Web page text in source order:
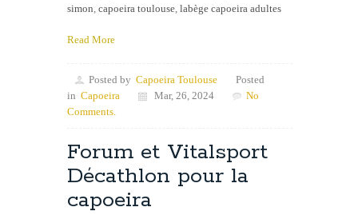
simon capoeira toulouse labège capoeira adultes
Read More
Posted by Capoeira Toulouse
Posted
in Capoeira Mar, 26, 2024
No
Comments.
Forum et Vitalsport
Décathlon pour la
capoeira